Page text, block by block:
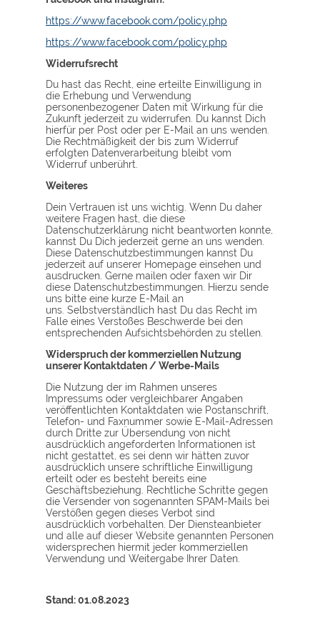
https://www.facebook.com/policy.php
https://www.facebook.com/policy.php
Widerrufsrecht
Du hast das Recht, eine erteilte Einwilligung in
die Erhebung und Verwendung
personenbezogener Daten mit Wirkung für die
Zukunft jederzeit zu widerrufen. Du kannst Dich
hierfür per Post oder per E-Mail an uns wenden.
Die Rechtmäßigkeit der bis zum Widerruf
erfolgten Datenverarbeitung bleibt vom
Widerruf unberührt.
Weiteres
Dein Vertrauen ist uns wichtig. Wenn Du daher
weitere Fragen hast, die diese
Datenschutzerklärung nicht beantworten konnte,
kannst Du Dich jederzeit gerne an uns wenden.
Diese Datenschutzbestimmungen kannst Du
jederzeit auf unserer Homepage einsehen und
ausdrucken. Gerne mailen oder faxen wir Dir
diese Datenschutzbestimmungen. Hierzu sende
uns bitte eine kurze E-Mail an
uns. Selbstverständlich hast Du das Recht im
Falle eines Verstoßes Beschwerde bei den
entsprechenden Aufsichtsbehörden zu stellen.
Widerspruch der kommerziellen Nutzung
unserer Kontaktdaten / Werbe-Mails
Die Nutzung der im Rahmen unseres
Impressums oder vergleichbarer Angaben
veröffentlichten Kontaktdaten wie Postanschrift,
Telefon- und Faxnummer sowie E-Mail-Adressen
durch Dritte zur Übersendung von nicht
ausdrücklich angeforderten Informationen ist
nicht gestattet, es sei denn wir hätten zuvor
ausdrücklich unsere schriftliche Einwilligung
erteilt oder es besteht bereits eine
Geschäftsbeziehung. Rechtliche Schritte gegen
die Versender von sogenannten SPAM-Mails bei
Verstößen gegen dieses Verbot sind
ausdrücklich vorbehalten. Der Diensteanbieter
und alle auf dieser Website genannten Personen
widersprechen hiermit jeder kommerziellen
Verwendung und Weitergabe Ihrer Daten.
Stand: 01.08.2023